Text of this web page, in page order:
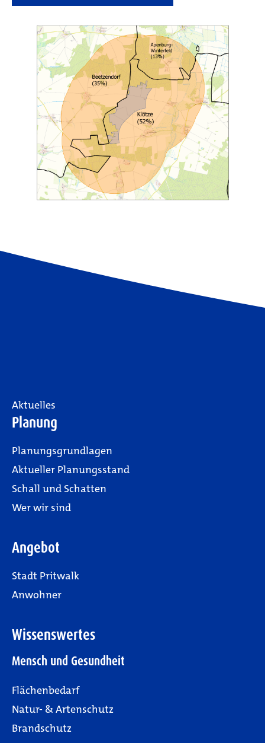
Aktuelles
Planung
Planungsgrundlagen
Aktueller Planungsstand
Schall und Schatten
Wer wir sind
Angebot
Stadt Pritwalk
Anwohner
Wissenswertes
Mensch und Gesundheit
Flächenbedarf
Natur- & Artenschutz
Brandschutz